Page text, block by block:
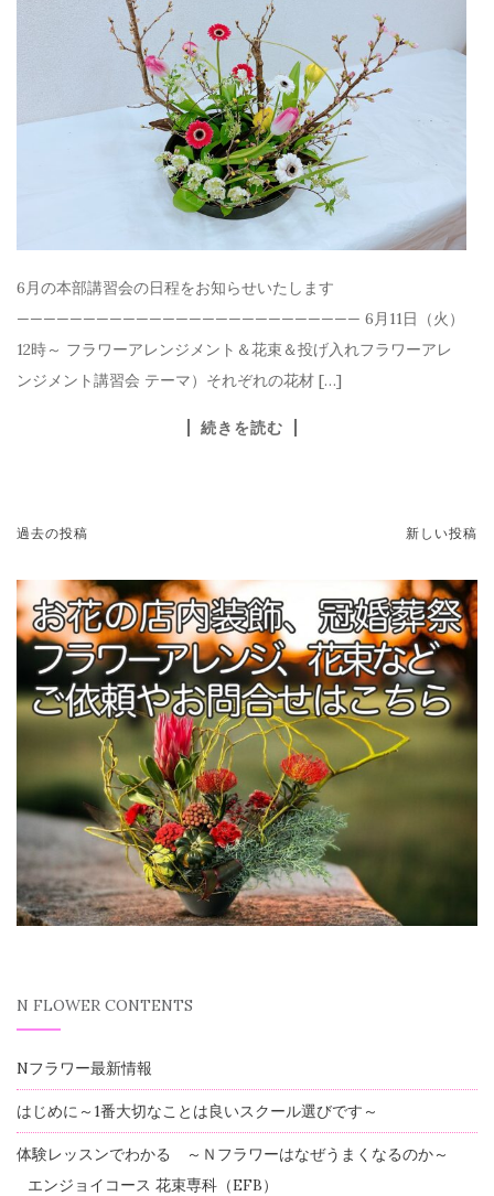
6月の本部講習会の日程をお知らせいたします
—————————————————————————— 6月11日（火）
12時～ フラワーアレンジメント＆花束＆投げ入れフラワーアレ
ンジメント講習会 テーマ）それぞれの花材 […]
続きを読む
過去の投稿 新しい投稿
N FLOWER CONTENTS
Nフラワー最新情報
はじめに～1番大切なことは良いスクール選びです～
体験レッスンでわかる ～Ｎフラワーはなぜうまくなるのか～
エンジョイコース 花束専科（EFB）